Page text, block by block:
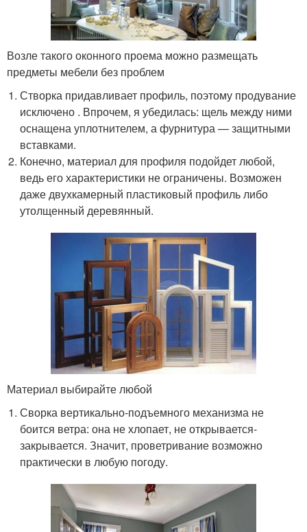
Возле такого оконного проема можно размещать
предметы мебели без проблем
Створка придавливает профиль, поэтому продувание
исключено . Впрочем, я убедилась: щель между ними
оснащена уплотнителем, а фурнитура — защитными
вставками.
Конечно, материал для профиля подойдет любой,
ведь его характеристики не ограничены. Возможен
даже двухкамерный пластиковый профиль либо
утолщенный деревянный.
Материал выбирайте любой
Сворка вертикально-подъемного механизма не
боится ветра: она не хлопает, не открывается-
закрывается. Значит, проветривание возможно
практически в любую погоду.